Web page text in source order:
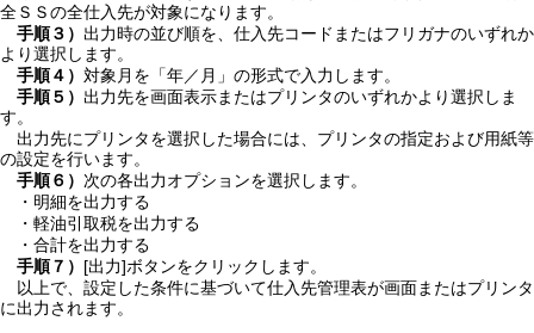
全ＳＳの全仕入先が対象になります。
手順３） 出力時の並び順を、仕入先コードまたはフリガナのいずれか
より選択します。
手順４） 対象月を「年／月」の形式で入力します。
手順５） 出力先を画面表示またはプリンタのいずれかより選択しま
す。
出力先にプリンタを選択した場合には、プリンタの指定および用紙等
の設定を行います。
手順６） 次の各出力オプションを選択します。
・明細を出力する
・軽油引取税を出力する
・合計を出力する
手順７）
[出力]ボタンをクリックします。
以上で、設定した条件に基づいて仕入先管理表が画面またはプリンタ
に出力されます。